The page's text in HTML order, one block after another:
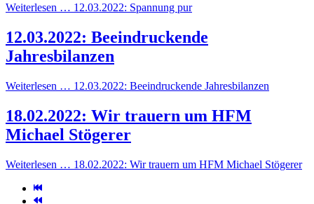
Weiterlesen … 12.03.2022: Spannung pur
12.03.2022: Beeindruckende
Jahresbilanzen
Weiterlesen … 12.03.2022: Beeindruckende Jahresbilanzen
18.02.2022: Wir trauern um HFM
Michael Stögerer
Weiterlesen … 18.02.2022: Wir trauern um HFM Michael Stögerer